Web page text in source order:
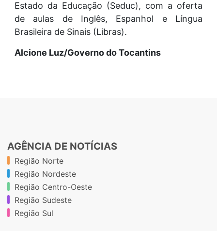
Estado da Educação (Seduc), com a oferta
de aulas de Inglês, Espanhol e Língua
Brasileira de Sinais (Libras).
Alcione Luz/Governo do Tocantins
AGÊNCIA DE NOTÍCIAS
Região Norte
Região Nordeste
Região Centro-Oeste
Região Sudeste
Região Sul